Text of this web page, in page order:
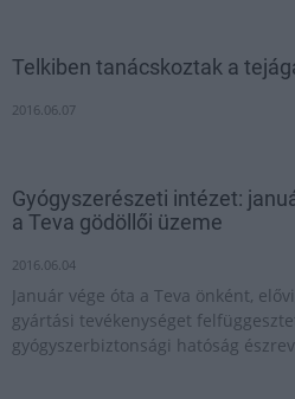
Telkiben tanácskoztak a
2016.06.07
Gyógyszerészeti intézet:
a Teva gödöllői üzeme
2016.06.04
Január vége óta a Teva önként,
gyártási tevékenységet
gyógyszerbiztonsági hatóság